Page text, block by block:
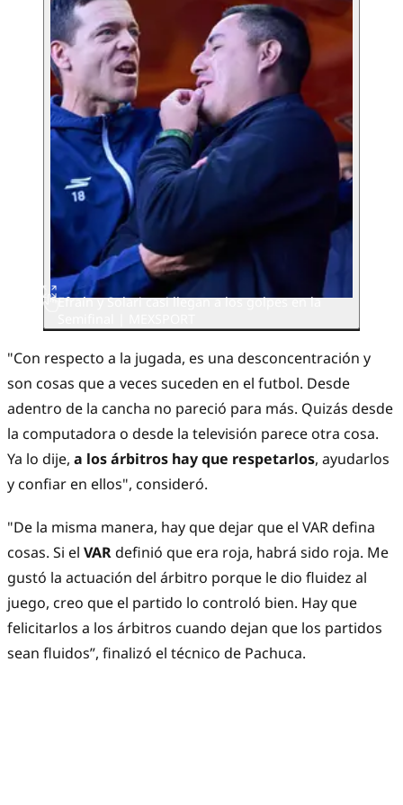
Efraín y Solari casi llegan a los golpes en la
"Con respecto a la jugada, es una desconcentración y
son cosas que a veces suceden en el futbol. Desde
adentro de la cancha no pareció para más. Quizás desde
la computadora o desde la televisión parece otra cosa.
Ya lo dije, a los árbitros hay que respetarlos, ayudarlos
y confiar en ellos", consideró.
"De la misma manera, hay que dejar que el VAR defina
cosas. Si el VARdefinió que era roja, habrá sido roja. Me
gustó la actuación del árbitro porque le dio fluidez al
juego, creo que el partido lo controló bien. Hay que
felicitarlos a los árbitros cuando dejan que los partidos
sean fluidos”, finalizó el técnico de Pachuca.